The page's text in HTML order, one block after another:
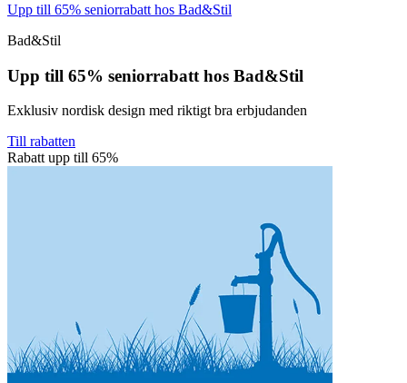
Upp till 65% seniorrabatt hos Bad&Stil
Bad&Stil
Upp till 65% seniorrabatt hos Bad&Stil
Exklusiv nordisk design med riktigt bra erbjudanden
Till rabatten
Rabatt upp till 65%